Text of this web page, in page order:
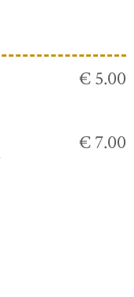
€ 5.00
€ 7.00